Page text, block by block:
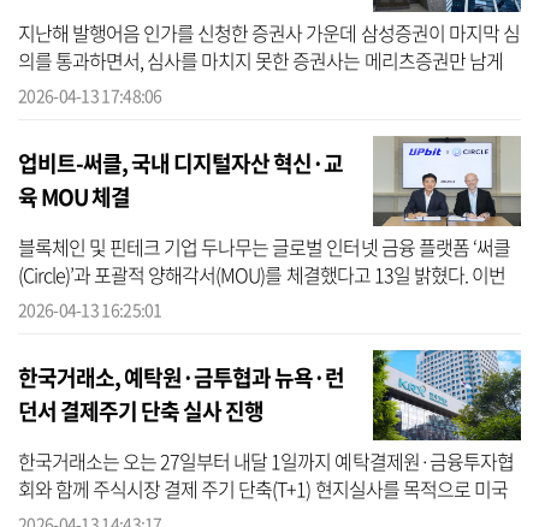
지난해 발행어음 인가를 신청한 증권사 가운데 삼성증권이 마지막 심
의를 통과하면서, 심사를 마치지 못한 증권사는 메리츠증권만 남게
됐다. 메리츠증권은 최근 모험자본 공급 확대에 적극 나서며 승부수
2026-04-13 17:48:06
업비트-써클, 국내 디지털자산 혁신·교
육 MOU 체결
블록체인 및 핀테크 기업 두나무는 글로벌 인터넷 금융 플랫폼 ‘써클
(Circle)’과 포괄적 양해각서(MOU)를 체결했다고 13일 밝혔다. 이번
협약에 따라 양사는 스테이블코인 등 디지털자산 전반에 걸친 포괄적
2026-04-13 16:25:01
한국거래소, 예탁원·금투협과 뉴욕·런
던서 결제주기 단축 실사 진행
한국거래소는 오는 27일부터 내달 1일까지 예탁결제원·금융투자협
회와 함께 주식시장 결제 주기 단축(T+1) 현지실사를 목적으로 미국
뉴욕 및 영국 런던을 방문한다고 13일 밝혔다. 이번 실사단은 미국과